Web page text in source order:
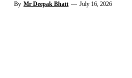
By Mr Deepak Bhatt — July 16, 2026